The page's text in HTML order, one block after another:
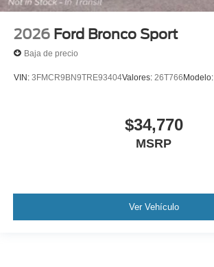
2026 Ford Bronco Sport
Baja de precio
VIN: 3FMCR9BN9TRE93404Valores: 26T766Modelo:
$34,770
MSRP
Ver Vehículo